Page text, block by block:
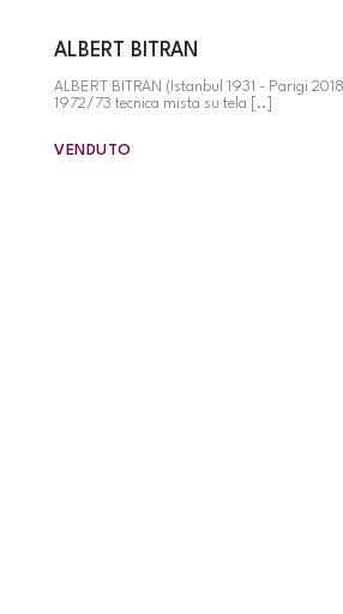
ALBERT BITRAN
ALBERT BITRAN (Istanbul 1931 - Parigi
1972/73 tecnica mista su tela [..]
VENDUTO